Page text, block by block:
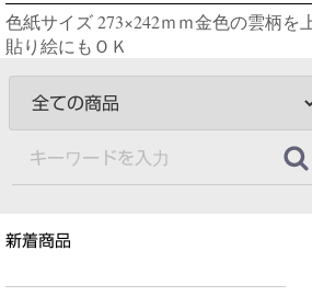
色紙サイズ 273×242ｍｍ金色の雲柄を
貼り絵にもＯＫ
新着商品